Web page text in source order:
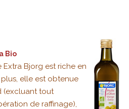
Bio
Bjorg est riche en
elle est obtenue
(excluant tout
de raffinage),